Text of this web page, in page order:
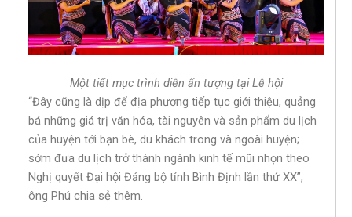
Một tiết mục trình diễn ấn tượng tại Lễ hội
“Đây cũng là dịp để địa phương tiếp tục giới thiệu, quảng
bá những giá trị văn hóa, tài nguyên và sản phẩm du lịch
của huyện tới bạn bè, du khách trong và ngoài huyện;
sớm đưa du lịch trở thành ngành kinh tế mũi nhọn theo
Nghị quyết Đại hội Đảng bộ tỉnh Bình Định lần thứ XX”,
ông Phú chia sẻ thêm.